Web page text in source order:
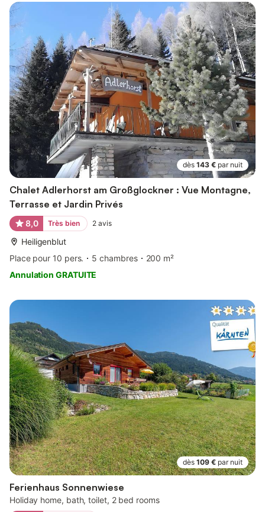
dès 143 € par nuit
Chalet Adlerhorst am Großglockner : Vue Montagne,
Terrasse et Jardin Privés
8,0 Très bien 2 avis
Heiligenblut
Place pour 10 pers.
5 chambres
200 m²
Annulation GRATUITE
dès 109 € par nuit
Ferienhaus Sonnenwiese
Holiday home, bath, toilet, 2 bed rooms